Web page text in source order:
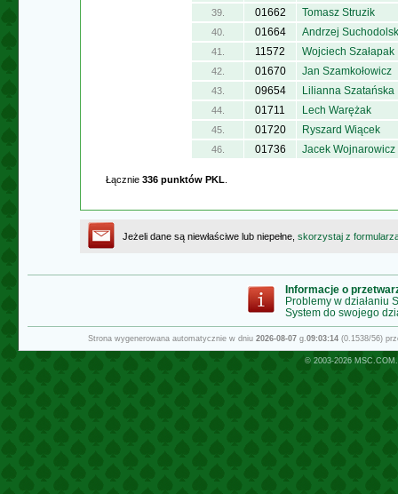
39. 01662 Tomasz Struzik
40. 01664 Andrzej
41. 11572 Wojciech Szałapak
42. 01670 Jan Szamkołowicz
43. 09654 Lilianna Szatańska
44. 01711 Lech Warężak
45. 01720 Ryszard Wiącek
46. 01736 Jacek Wojnarowicz
Łącznie 336 punktów PKL
Jeżeli dane są niewłaściwe lub niepełne, skorzystaj z
Informacje o
Problemy w działaniu
System do swojego
Strona wygenerowana automatycznie w dniu 2026-08-07 g.09:03:14 (0.1538/56)
© 2003-2026